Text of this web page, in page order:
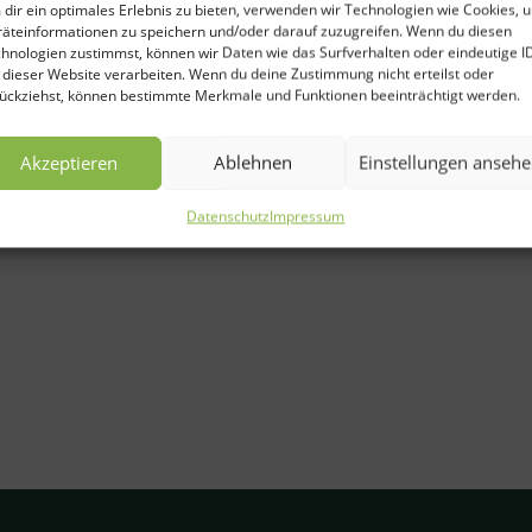
dir ein optimales Erlebnis zu bieten, verwenden wir Technologien wie Cookies,
zu speichern und/oder darauf zuzugreifen. Wenn du diesen
zustimmst, können wir Daten wie das Surfverhalten oder eindeutige
Website verarbeiten. Wenn du deine Zustimmung nicht erteilst oder
können bestimmte Merkmale und Funktionen beeinträchtigt werden.
Akzeptieren Ablehnen Einstellungen
DatenschutzImpressum